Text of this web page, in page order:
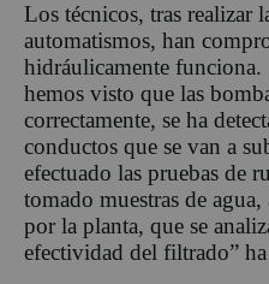
Los técnicos, tras realizar
automatismos, han
hidráulicamente funciona.
hemos visto que las
correctamente, se ha
conductos que se van a
efectuado las pruebas de
tomado muestras de agua,
por la planta, que se
efectividad del filtrado”